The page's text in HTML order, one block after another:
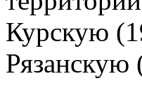
Курскую
Рязанскую